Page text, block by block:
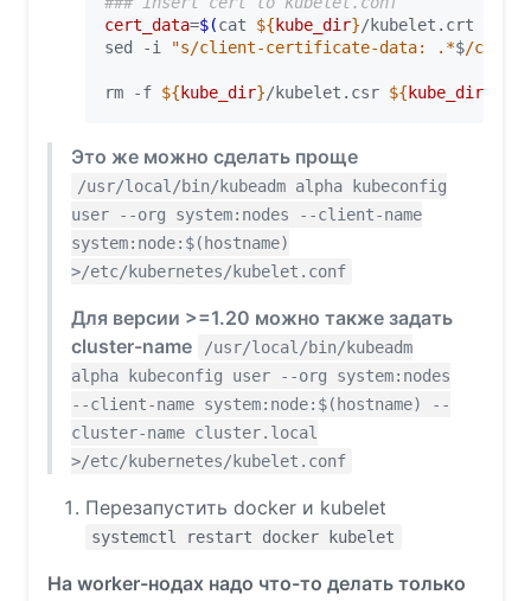
cert_data=$(cat ${ kube_dir}/kubelet.crt
sed -i
"s/client-certificate-data: .*$/
rm -f ${ kube_dir}/kubelet.csr ${ kube_dir
Это же можно сделать проще
/usr/local/bin/kubeadm alpha kubeconfig
user --org system:nodes --client-name
system:node:$(hostname)
>/etc/kubernetes/kubelet.conf
Для версии >=1.20 можно также задать
cluster-name
/usr/local/bin/kubeadm
alpha kubeconfig user --org system:nodes
--client-name system:node:$(hostname) --
cluster-name cluster.local
>/etc/kubernetes/kubelet.conf
Перезапустить docker и kubelet
systemctl restart docker kubelet
На worker-нодах надо что-то делать только